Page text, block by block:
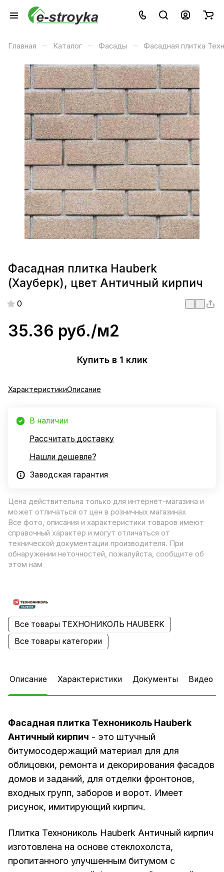
Главная – Каталог – Фасады – Фасадная плитка
Фасадная плитка Hauberk
(Хауберк), цвет Античный кирпич
0
35.36 руб./м2
Купить в 1 клик
ХарактеристикиОписание
В наличии
Рассчитать доставку
Нашли дешевле?
Заводская гарантия
Цена действительна только для интернет-магазина и
может отличаться от цен в розничных магазинах
Все фото, описания и характеристики товаров имеют
справочный характер и могут отличаться от
технической документации производителя. При
обнаружении неточностей, пожалуйста, сообщите об
этом нам
Все товары ТЕХНОНИКОЛЬ HAUBERK
Все товары категории
Описание Характеристики Документы Видео
Фасадная плитка Технониколь Hauberk
Античный кирпич - это штучный
битумосодержащий материал для для
облицовки, ремонта и декорирования фасадов
домов и заданий, для отделки фронтонов,
входных групп, заборов и ворот. Имеет
рисунок, имитирующий кирпич.
Плитка Технониколь Hauberk Античный кирпич
изготовлена на основе стеклохолста,
пропитанного улучшенным битумом с